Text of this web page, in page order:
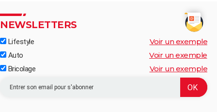
NEWSLETTERS
Lifestyle Voir un exemple
Auto Voir un exemple
Bricolage Voir un exemple